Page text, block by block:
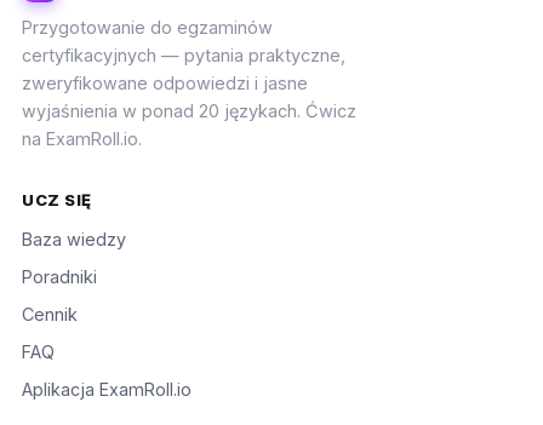
Przygotowanie do egzaminów
certyfikacyjnych — pytania praktyczne,
zweryfikowane odpowiedzi i jasne
wyjaśnienia w ponad 20 językach. Ćwicz
na ExamRoll.io.
UCZ SIĘ
Baza wiedzy
Poradniki
Cennik
FAQ
Aplikacja ExamRoll.io